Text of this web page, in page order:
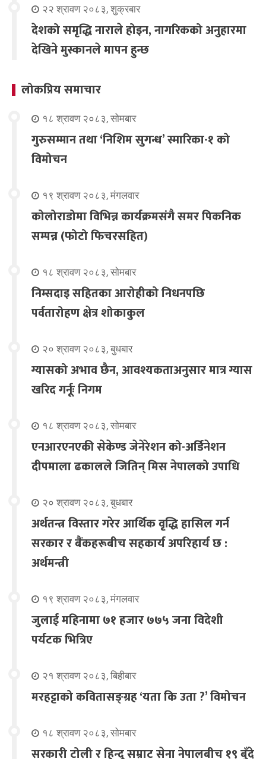
२२ श्रावण २०८३, शुक्रबार
देशको समृद्धि नाराले होइन, नागरिकको अनुहारमा
देखिने मुस्कानले मापन हुन्छ
लोकप्रिय समाचार
१८ श्रावण २०८३, सोमबार
गुरुसम्मान तथा ‘निशिम सुगन्ध’ स्मारिका-१ को
विमोचन
१९ श्रावण २०८३, मंगलवार
कोलोराडोमा विभिन्न कार्यक्रमसंगै समर पिकनिक
सम्पन्न (फोटो फिचरसहित)
१८ श्रावण २०८३, सोमबार
निम्सदाइ सहितका आरोहीको निधनपछि
पर्वतारोहण क्षेत्र शोकाकुल
२० श्रावण २०८३, बुधबार
ग्यासको अभाव छैन, आवश्यकताअनुसार मात्र ग्यास
खरिद गर्नूः निगम
१८ श्रावण २०८३, सोमबार
एनआरएनएकी सेकेण्ड जेनेरेशन को-अर्डिनेशन
दीपमाला ढकालले जितिन् मिस नेपालको उपाधि
२० श्रावण २०८३, बुधबार
अर्थतन्त्र विस्तार गरेर आर्थिक वृद्धि हासिल गर्न
सरकार र बैंकहरूबीच सहकार्य अपरिहार्य छ :
अर्थमन्त्री
१९ श्रावण २०८३, मंगलवार
जुलाई महिनामा ७१ हजार ७७५ जना विदेशी
पर्यटक भित्रिए
२१ श्रावण २०८३, बिहीबार
मरहट्टाको कवितासङ्ग्रह ‘यता कि उता ?’ विमोचन
१८ श्रावण २०८३, सोमबार
सरकारी टोली र हिन्दू सम्राट सेना नेपालबीच १९ बुँदे